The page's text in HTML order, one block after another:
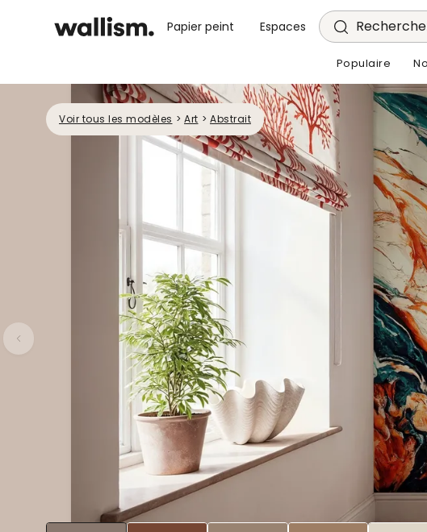
Papier peint Espaces
Populaire
Voir tous les modèles > Art > Abstrait